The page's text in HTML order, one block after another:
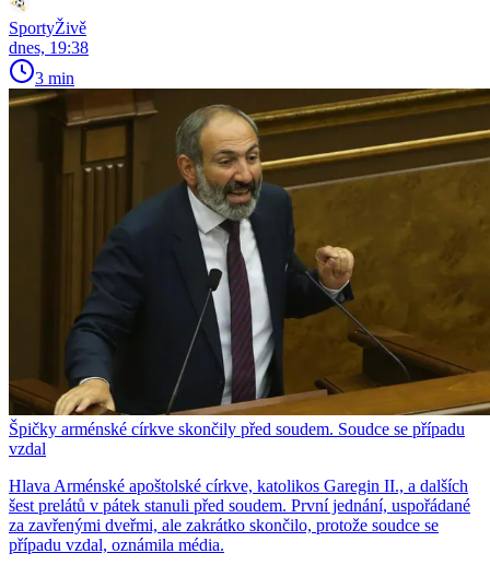
SportyŽivě
dnes, 19:38
3 min
Špičky arménské církve skončily před soudem. Soudce se případu
vzdal
Hlava Arménské apoštolské církve, katolikos Garegin II., a dalších
šest prelátů v pátek stanuli před soudem. První jednání, uspořádané
za zavřenými dveřmi, ale zakrátko skončilo, protože soudce se
případu vzdal, oznámila média.